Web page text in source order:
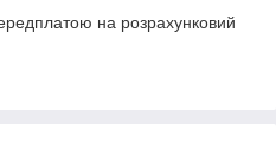
на розрахунковий